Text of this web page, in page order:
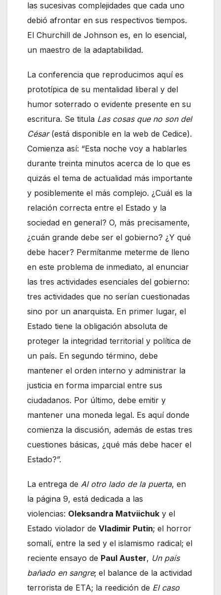
las sucesivas complejidades que cada uno
debió afrontar en sus respectivos tiempos.
El Churchill de Johnson es, en lo esencial,
un maestro de la adaptabilidad.
La conferencia que reproducimos aquí es
prototípica de su mentalidad liberal y del
humor soterrado o evidente presente en su
escritura. Se titula Las cosas que no son del
César(está disponible en la web de Cedice).
Comienza así: “Esta noche voy a hablarles
durante treinta minutos acerca de lo que es
quizás el tema de actualidad más importante
y posiblemente el más complejo. ¿Cuál es la
relación correcta entre el Estado y la
sociedad en general? O, más precisamente,
¿cuán grande debe ser el gobierno? ¿Y qué
debe hacer? Permítanme meterme de lleno
en este problema de inmediato, al enunciar
las tres actividades esenciales del gobierno:
tres actividades que no serían cuestionadas
sino por un anarquista. En primer lugar, el
Estado tiene la obligación absoluta de
proteger la integridad territorial y política de
un país. En segundo término, debe
mantener el orden interno y administrar la
justicia en forma imparcial entre sus
ciudadanos. Por último, debe emitir y
mantener una moneda legal. Es aquí donde
comienza la discusión, además de estas tres
cuestiones básicas, ¿qué más debe hacer el
Estado?”.
La entrega de Al otro lado de la puerta, en
la página 9, está dedicada a las
violencias: Oleksandra Matviichuk y el
Estado violador de Vladimir Putin; el horror
somalí, entre la sed y el islamismo radical; el
reciente ensayo de Paul Auster, Un país
bañado en sangre; el balance de la actividad
terrorista de ETA; la reedición de El caso